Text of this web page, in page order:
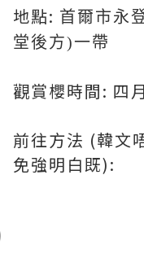
地點: 首爾市永
堂後方)一帶
觀賞櫻時間: 四
前往方法 (韓文
免強明白既):